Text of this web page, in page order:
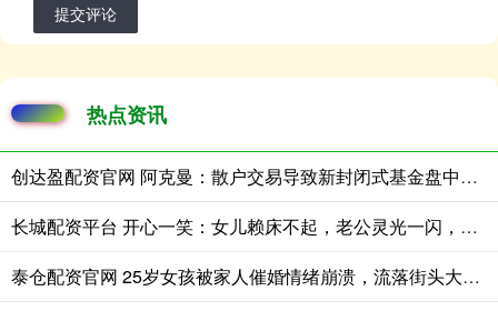
提交评论
热点资讯
创达盈配资官网 阿克曼：散户交易导致新封闭式基金盘中急跌
长城配资平台 开心一笑：女儿赖床不起，老公灵光一闪，啪的一声……
泰仓配资官网 25岁女孩被家人催婚情绪崩溃，流落街头大哭满脸无助，场面心酸！